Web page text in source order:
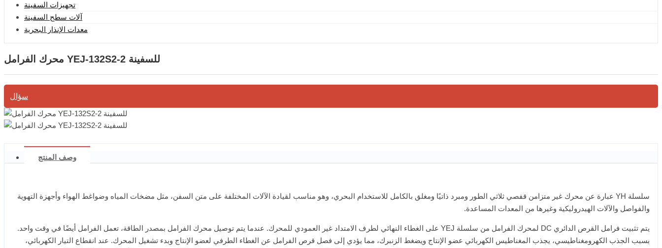
تجهيزات السفينة
آلات سطح السفينة
معدات الإنذار البحرية
محرك الفرامل YEJ-132S2-2 للسفينة
سؤال
وصف المنتج
سلسلة YH عبارة عن محرك غير متزامن قفصي ثلاثي الطور ومبرد ذاتيًا ومغلق بالكامل للاستخدام البحري، وهو مناسب لقيادة الآلات المختلفة على متن السفن، مثل مضخات المياه وضواغط الهواء وأجهزة التهوية
والفواصل والآلات الهيدروليكية وغيرها من المعدات المساعدة.
يتم تثبيت فرامل القرص الدائري DC لمحرك الفرامل من سلسلة YEJ على الغطاء النهائي لطرف الامتداد غير العمودي للمحرك. عندما يتم توصيل محرك الفرامل بمصدر الطاقة، تعمل الفرامل أيضًا في وقت واحد.
بسبب الجذب الكهرومغناطيسي، يجذب المغناطيس الكهربائي عضو الإنتاج ويضغط الزنبرك، مما يؤدي إلى فصل قرص الفرامل عن الغطاء الطرفي لعضو الإنتاج وبدء تشغيل المحرك. عند انقطاع التيار الكهربائي،